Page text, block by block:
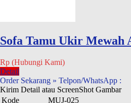
Sofa Tamu Ukir Mewah
Rp (Hubungi Kami)
Detail
Order Sekarang » Telpon/WhatsApp :
Kirim Detail atau ScreenShot Gambar
Kode
MUJ-025